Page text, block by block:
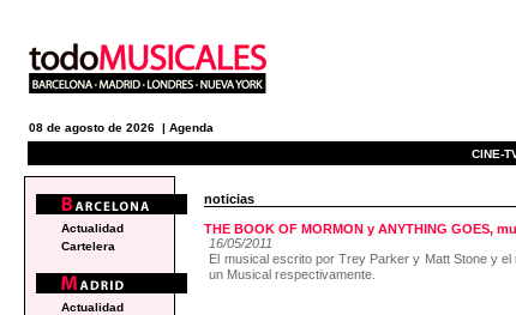
08 de agosto de 2026 | Agenda
CINE-
noticias
THE BOOK OF MORMON y ANYTHING GOES,
16/05/2011
El musical escrito por Trey Parker y Matt Stone y
un Musical respectivamente.
Actualidad
Cartelera
Actualidad